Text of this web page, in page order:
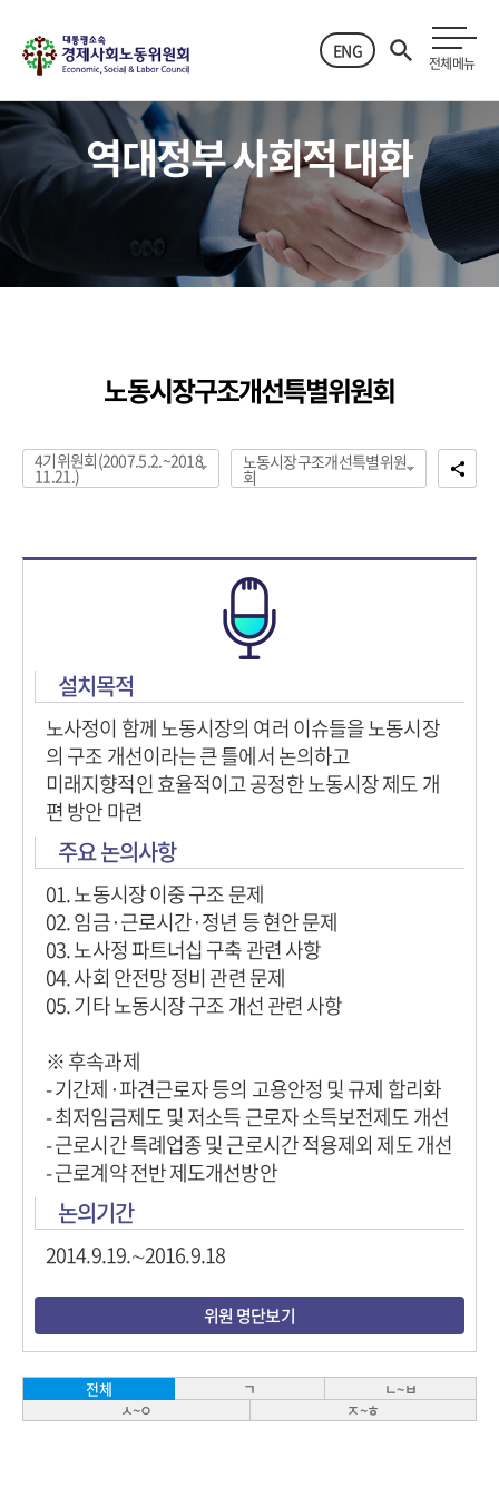
ENG
전체메뉴
역대정부 사회적 대화
노동시장구조개선특별위원회
4기위원회(2007.5.2.~2018.
11.21.)
노동시장구조개선특별위원
회
설치목적
노사정이 함께 노동시장의 여러 이슈들을 노동시장
의 구조 개선이라는 큰 틀에서 논의하고
미래지향적인 효율적이고 공정한 노동시장 제도 개
편 방안 마련
주요 논의사항
01. 노동시장 이중 구조 문제
02. 임금·근로시간·정년 등 현안 문제
03. 노사정 파트너십 구축 관련 사항
04. 사회 안전망 정비 관련 문제
05. 기타 노동시장 구조 개선 관련 사항
※ 후속과제
- 기간제·파견근로자 등의 고용안정 및 규제 합리화
- 최저임금제도 및 저소득 근로자 소득보전제도 개선
- 근로시간 특례업종 및 근로시간 적용제외 제도 개선
- 근로계약 전반 제도개선방안
논의기간
2014.9.19.∼2016.9.18
위원 명단보기
전체 ㄱ
ㄴ~ㅂ
ㅅ~ㅇ
ㅈ~ㅎ